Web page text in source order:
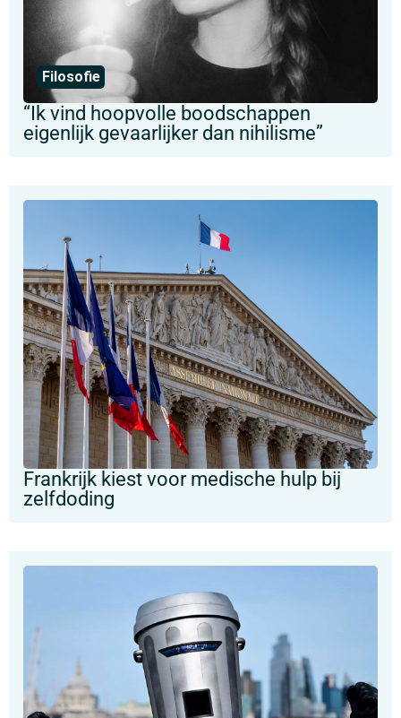
Filosofie
“Ik vind hoopvolle boodschappen
eigenlijk gevaarlijker dan nihilisme”
Frankrijk kiest voor medische hulp bij
zelfdoding